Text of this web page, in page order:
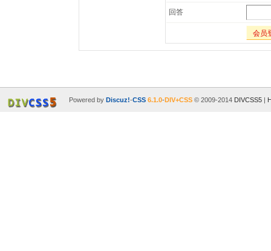
回答
会员
Powered by Discuz!-CSS 6.1.0-DIV+CSS© 2009-2014 DIVCSS5|